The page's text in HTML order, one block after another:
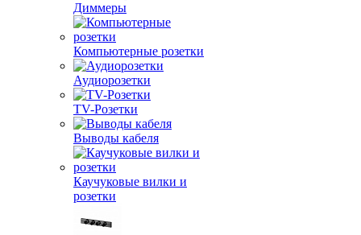
Диммеры
Компьютерные розетки
Аудиорозетки
TV-Розетки
Выводы кабеля
Каучуковые вилки и
розетки